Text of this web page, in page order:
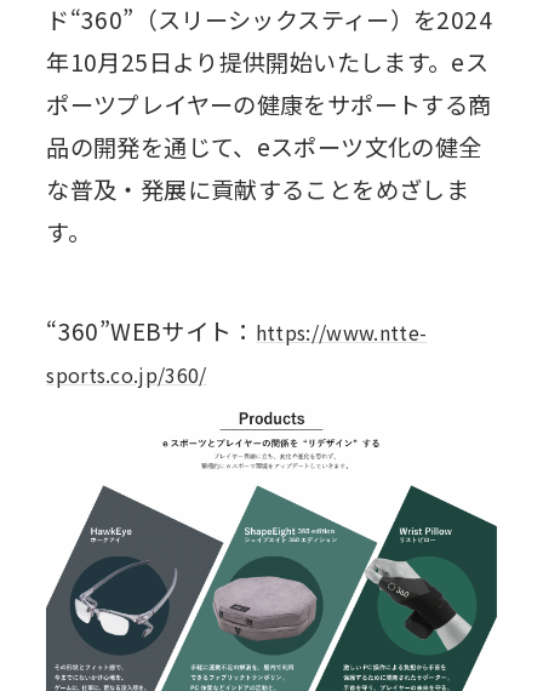
ド“360”（スリーシックスティー）を2024
年10月25日より提供開始いたします。eス
ポーツプレイヤーの健康をサポートする商
品の開発を通じて、eスポーツ文化の健全
な普及・発展に貢献することをめざしま
す。
“360”WEBサイト： https://www.ntte-
sports.co.jp/360/